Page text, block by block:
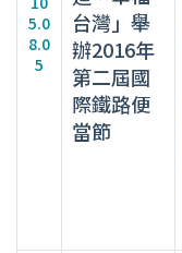
5.0
8.0
5
台灣」舉
辦2016年
第二屆國
際鐵路便
當節